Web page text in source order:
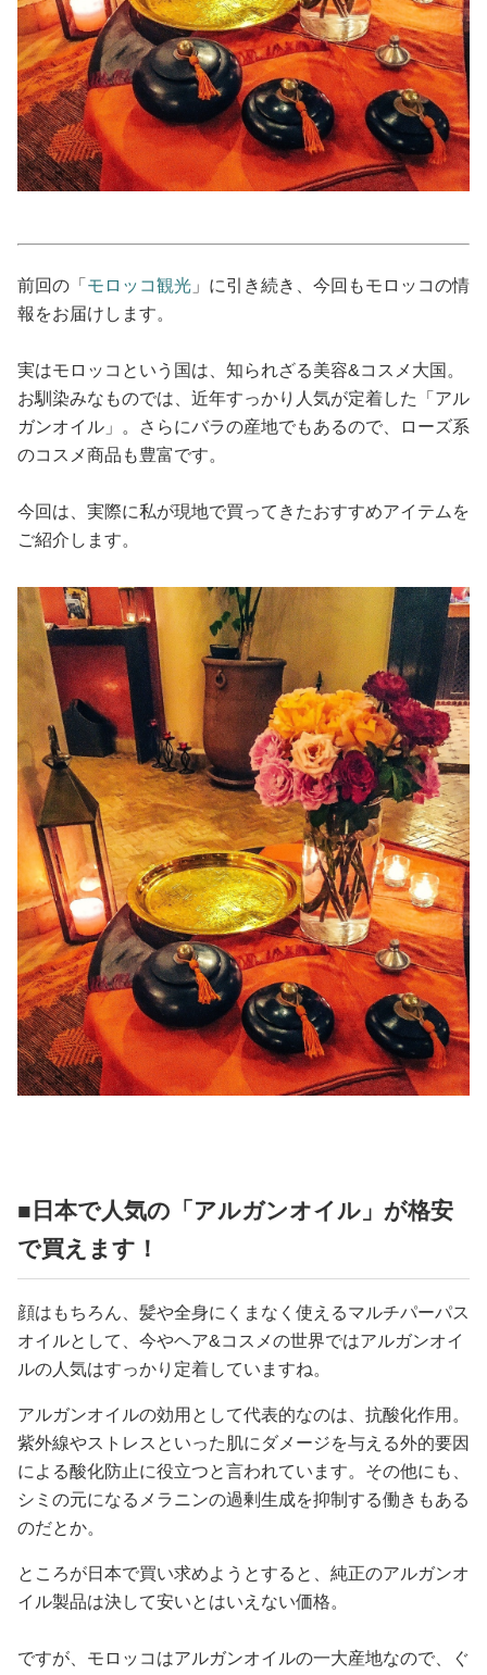
占い
性と愛
ゲーム
前回の「 モロッコ観光 」に引き続き、今回もモロッコの情
報をお届けします。
実はモロッコという国は、知られざる美容&コスメ大国。
お馴染みなものでは、近年すっかり人気が定着した「アル
ガンオイル」。さらにバラの産地でもあるので、ローズ系
のコスメ商品も豊富です。
今回は、実際に私が現地で買ってきたおすすめアイテムを
ご紹介します。
■日本で人気の「アルガンオイル」が格安
で買えます！
顔はもちろん、髪や全身にくまなく使えるマルチパーパス
オイルとして、今やヘア&コスメの世界ではアルガンオイ
ルの人気はすっかり定着していますね。
アルガンオイルの効用として代表的なのは、抗酸化作用。
紫外線やストレスといった肌にダメージを与える外的要因
による酸化防止に役立つと言われています。その他にも、
シミの元になるメラニンの過剰生成を抑制する働きもある
のだとか。
ところが日本で買い求めようとすると、純正のアルガンオ
イル製品は決して安いとはいえない価格。
ですが、モロッコはアルガンオイルの一大産地なので、ぐ